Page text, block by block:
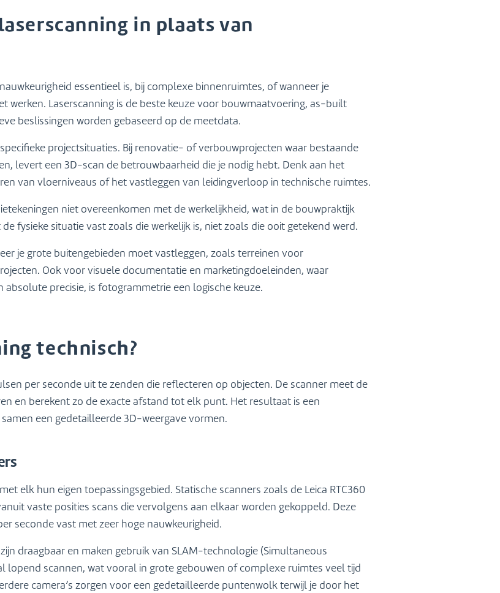
in plaats van
essentieel is, bij complexe binnenruimtes, of wanneer je
werken. Laserscanning is de beste keuze voor bouwmaatvoering, as-built
beslissingen worden gebaseerd op de meetdata.
projectsituaties. Bij renovatie- of verbouwprojecten waar bestaande
levert een 3D-scan de betrouwbaarheid die je nodig hebt. Denk aan het
van vloerniveaus of het vastleggen van leidingverloop in technische ruimtes.
niet overeenkomen met de werkelijkheid, wat in de bouwpraktijk
fysieke situatie vast zoals die werkelijk is, niet zoals die ooit getekend werd.
je grote buitengebieden moet vastleggen, zoals terreinen voor
Ook voor visuele documentatie en marketingdoeleinden, waar
precisie, is fotogrammetrie een logische keuze.
technisch?
per seconde uit te zenden die reflecteren op objecten. De scanner meet de
en berekent zo de exacte afstand tot elk punt. Het resultaat is een
een gedetailleerde 3D-weergave vormen.
elk hun eigen toepassingsgebied. Statische scanners zoals de Leica RTC360
vaste posities scans die vervolgens aan elkaar worden gekoppeld. Deze
seconde vast met zeer hoge nauwkeurigheid.
draagbaar en maken gebruik van SLAM-technologie (Simultaneous
lopend scannen, wat vooral in grote gebouwen of complexe ruimtes veel tijd
camera’s zorgen voor een gedetailleerde puntenwolk terwijl je door het